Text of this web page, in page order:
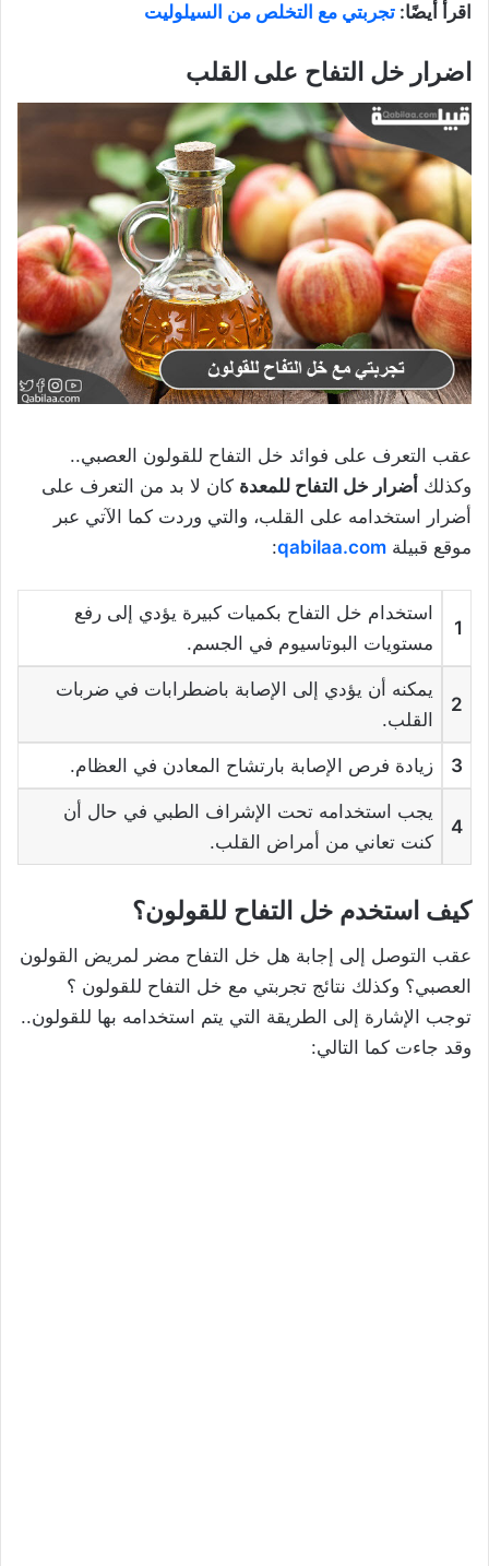
اقرأ أيضًا: تجربتي مع التخلص من السيلوليت
اضرار خل التفاح على القلب
عقب التعرف على فوائد خل التفاح للقولون العصبي..
وكذلك أضرار خل التفاح للمعدة كان لا بد من التعرف على
أضرار استخدامه على القلب، والتي وردت كما الآتي عبر
موقع قبيلة qabilaa.com
:
1
استخدام خل التفاح بكميات كبيرة يؤدي إلى رفع
مستويات البوتاسيوم في الجسم.
2
يمكنه أن يؤدي إلى الإصابة باضطرابات في ضربات
القلب.
3 زيادة فرص الإصابة بارتشاح المعادن في العظام.
4
يجب استخدامه تحت الإشراف الطبي في حال أن
كنت تعاني من أمراض القلب.
كيف استخدم خل التفاح للقولون؟
عقب التوصل إلى إجابة هل خل التفاح مضر لمريض القولون
العصبي؟ وكذلك نتائج تجربتي مع خل التفاح للقولون ؟
توجب الإشارة إلى الطريقة التي يتم استخدامه بها للقولون..
وقد جاءت كما التالي: